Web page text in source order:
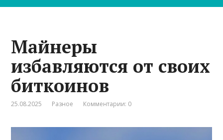
Майнеры
избавляются от своих
биткоинов
25.08.2025 Разное Комментарии: 0